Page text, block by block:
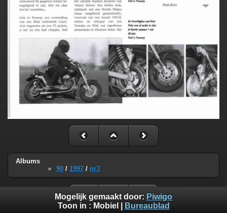
Albums
90 / 1997 / nr3
Mogelijk gemaakt door: Piwigo
Toon in : Mobiel Bureaublad